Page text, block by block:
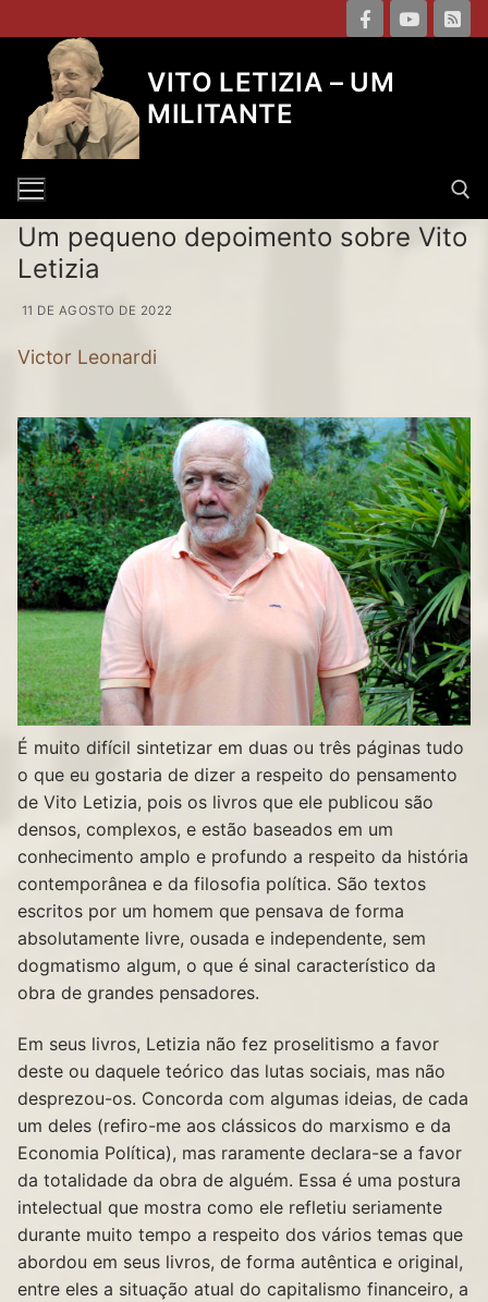
para
conteúdo
VITO LETIZIA – UM
MILITANTE
Um pequeno depoimento sobre Vito
Letizia
11 DE AGOSTO DE 2022
Victor Leonardi
É muito difícil sintetizar em duas ou três páginas tudo
o que eu gostaria de dizer a respeito do pensamento
de Vito Letizia, pois os livros que ele publicou são
densos, complexos, e estão baseados em um
conhecimento amplo e profundo a respeito da história
contemporânea e da filosofia política. São textos
escritos por um homem que pensava de forma
absolutamente livre, ousada e independente, sem
dogmatismo algum, o que é sinal característico da
obra de grandes pensadores.
Em seus livros, Letizia não fez proselitismo a favor
deste ou daquele teórico das lutas sociais, mas não
desprezou-os. Concorda com algumas ideias, de cada
um deles (refiro-me aos clássicos do marxismo e da
Economia Política), mas raramente declara-se a favor
da totalidade da obra de alguém. Essa é uma postura
intelectual que mostra como ele refletiu seriamente
durante muito tempo a respeito dos vários temas que
abordou em seus livros, de forma autêntica e original,
entre eles a situação atual do capitalismo financeiro, a